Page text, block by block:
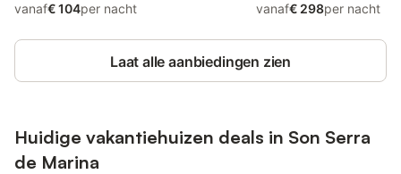
vanaf€ 104per nacht vanaf€ 298per nacht
Laat alle aanbiedingen zien
Huidige vakantiehuizen deals in Son Serra
de Marina